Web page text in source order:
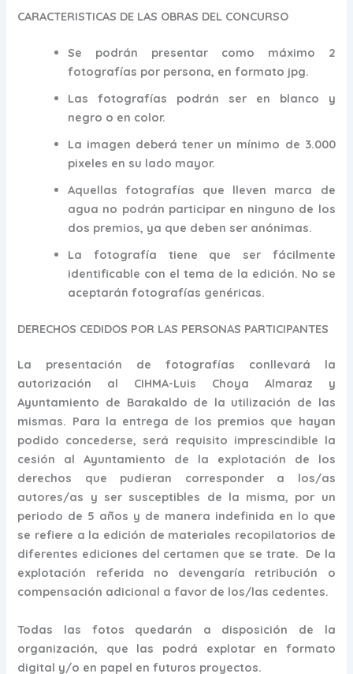
CARACTERISTICAS DE LAS OBRAS DEL CONCURSO
Se podrán presentar como máximo 2
fotografías por persona, en formato jpg.
Las fotografías podrán ser en blanco y
negro o en color.
La imagen deberá tener un mínimo de 3.000
pixeles en su lado mayor.
Aquellas fotografías que lleven marca de
agua no podrán participar en ninguno de los
dos premios, ya que deben ser anónimas.
La fotografía tiene que ser fácilmente
identificable con el tema de la edición. No se
aceptarán fotografías genéricas.
DERECHOS CEDIDOS POR LAS PERSONAS PARTICIPANTES
La presentación de fotografías conllevará la
autorización al CIHMA-Luis Choya Almaraz y
Ayuntamiento de Barakaldo de la utilización de las
mismas. Para la entrega de los premios que hayan
podido concederse, será requisito imprescindible la
cesión al Ayuntamiento de la explotación de los
derechos que pudieran corresponder a los/as
autores/as y ser susceptibles de la misma, por un
periodo de 5 años y de manera indefinida en lo que
se refiere a la edición de materiales recopilatorios de
diferentes ediciones del certamen que se trate. De la
explotación referida no devengaría retribución o
compensación adicional a favor de los/las cedentes.
Todas las fotos quedarán a disposición de la
organización, que las podrá explotar en formato
digital y/o en papel en futuros proyectos.